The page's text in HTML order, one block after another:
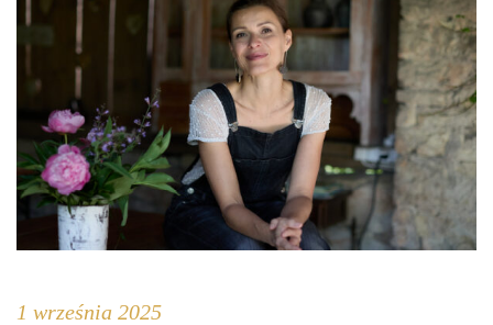
1 września 2025